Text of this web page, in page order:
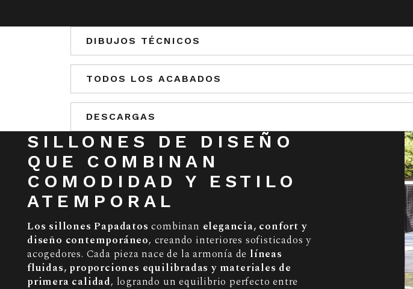
DIBUJOS TÉCNICOS
TODOS LOS ACABADOS
DESCARGAS
SILLONES DE DISEÑO
QUE COMBINAN
COMODIDAD Y ESTILO
ATEMPORAL
Los sillones Papadatos combinan elegancia, confort y
diseño contemporáneo, creando interiores sofisticados y
acogedores. Cada pieza nace de la armonía de líneas
fluidas, proporciones equilibradas y materiales de
primera calidad, logrando un equilibrio perfecto entre